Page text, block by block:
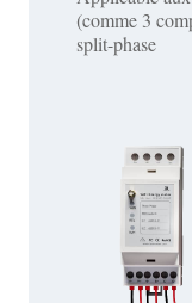
(comme 3
split-phase